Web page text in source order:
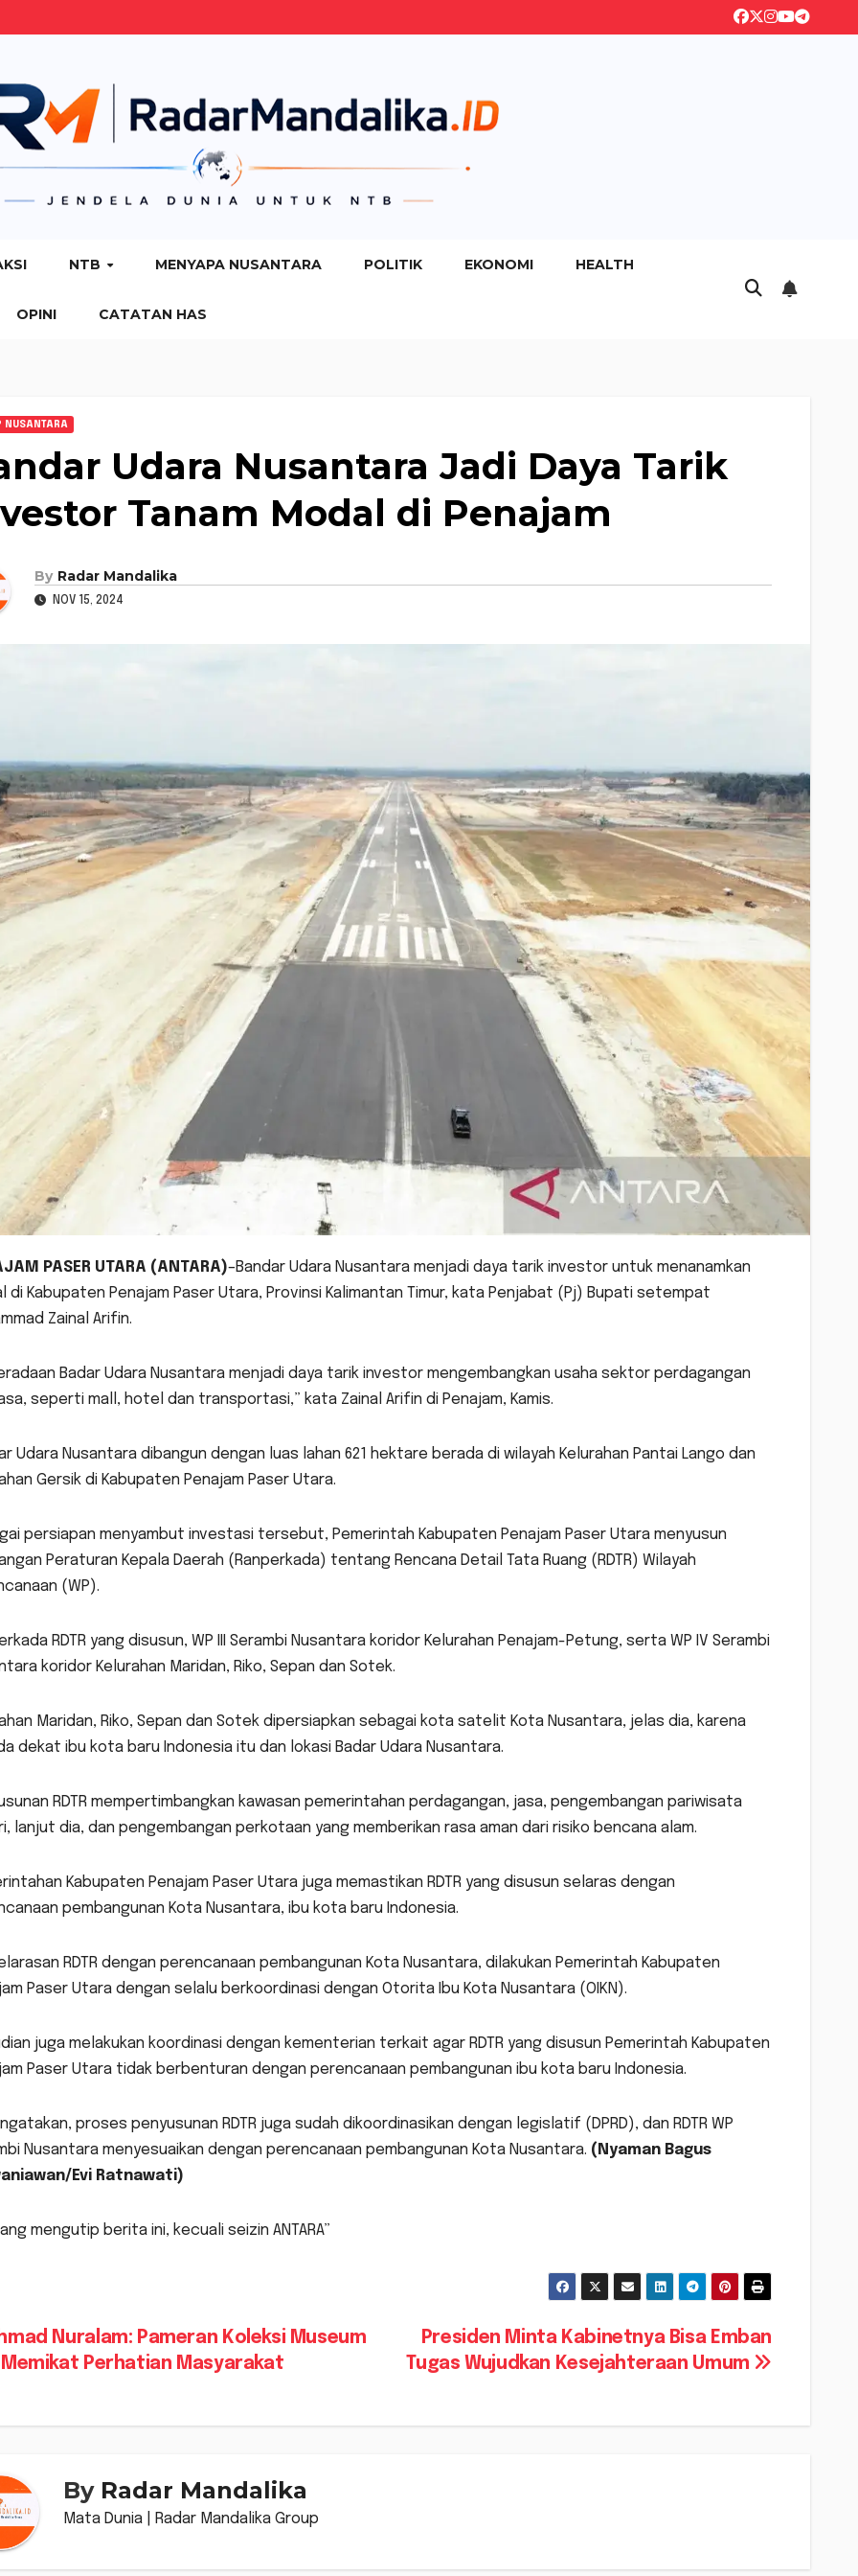
NTB MENYAPA NUSANTARA POLITIK EKONOMI HEALTH
OPINI CATATAN HAS
NUSANTARA
Udara Nusantara Jadi Daya Tarik
Tanam Modal di Penajam
By Radar Mandalika
NOV 15, 2024
PASER UTARA (ANTARA)–Bandar Udara Nusantara menjadi daya tarik investor untuk menanamkan
di Kabupaten Penajam Paser Utara, Provinsi Kalimantan Timur, kata Penjabat (Pj) Bupati setempat
Zainal Arifin.
Badar Udara Nusantara menjadi daya tarik investor mengembangkan usaha sektor perdagangan
seperti mall, hotel dan transportasi,” kata Zainal Arifin di Penajam, Kamis.
Udara Nusantara dibangun dengan luas lahan 621 hektare berada di wilayah Kelurahan Pantai Lango dan
Gersik di Kabupaten Penajam Paser Utara.
persiapan menyambut investasi tersebut, Pemerintah Kabupaten Penajam Paser Utara menyusun
Peraturan Kepala Daerah (Ranperkada) tentang Rencana Detail Tata Ruang (RDTR) Wilayah
(WP).
RDTR yang disusun, WP III Serambi Nusantara koridor Kelurahan Penajam-Petung, serta WP IV Serambi
koridor Kelurahan Maridan, Riko, Sepan dan Sotek.
Maridan, Riko, Sepan dan Sotek dipersiapkan sebagai kota satelit Kota Nusantara, jelas dia, karena
dekat ibu kota baru Indonesia itu dan lokasi Badar Udara Nusantara.
RDTR mempertimbangkan kawasan pemerintahan perdagangan, jasa, pengembangan pariwisata
lanjut dia, dan pengembangan perkotaan yang memberikan rasa aman dari risiko bencana alam.
Kabupaten Penajam Paser Utara juga memastikan RDTR yang disusun selaras dengan
pembangunan Kota Nusantara, ibu kota baru Indonesia.
RDTR dengan perencanaan pembangunan Kota Nusantara, dilakukan Pemerintah Kabupaten
Paser Utara dengan selalu berkoordinasi dengan Otorita Ibu Kota Nusantara (OIKN).
juga melakukan koordinasi dengan kementerian terkait agar RDTR yang disusun Pemerintah Kabupaten
Paser Utara tidak berbenturan dengan perencanaan pembangunan ibu kota baru Indonesia.
proses penyusunan RDTR juga sudah dikoordinasikan dengan legislatif (DPRD), dan RDTR WP
Nusantara menyesuaikan dengan perencanaan pembangunan Kota Nusantara. (Nyaman Bagus
Evi Ratnawati)
mengutip berita ini, kecuali seizin ANTARA”
Presiden Minta Kabinetnya Bisa Emban
Tugas Wujudkan Kesejahteraan Umum
Nuralam: Pameran Koleksi Museum
Memikat Perhatian Masyarakat
By Radar Mandalika
Mata Dunia | Radar Mandalika Group